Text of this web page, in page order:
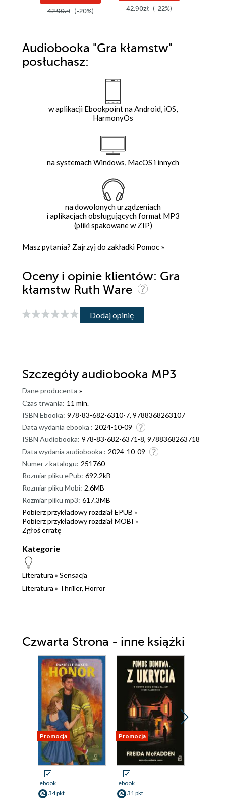
42.90zł (-20%) 42.90zł (-22%)
Audiobooka "Gra kłamstw"
posłuchasz:
w aplikacji Ebookpoint na Android, iOS,
HarmonyOs
na systemach Windows, MacOS i innych
na dowolonych urządzeniach
i aplikacjach obsługujących format MP3
(pliki spakowane w ZIP)
Masz pytania? Zajrzyj do zakładki Pomoc »
Oceny i opinie klientów: Gra
kłamstw Ruth Ware
Dodaj opinię
Szczegóły audiobooka MP3
Dane producenta »
Czas trwania: 11 min.
ISBN Ebooka: 978-83-682-6310-7, 9788368263107
Data wydania ebooka : 2024-10-09
ISBN Audiobooka: 978-83-682-6371-8, 9788368263718
Data wydania audiobooka : 2024-10-09
Numer z katalogu: 251760
Rozmiar pliku ePub: 692.2kB
Rozmiar pliku Mobi: 2.6MB
Rozmiar pliku mp3: 617.3MB
Pobierz przykładowy rozdział EPUB »
Pobierz przykładowy rozdział MOBI »
Zgłoś erratę
Kategorie
Literatura » Sensacja
Literatura » Thriller, Horror
Czwarta Strona - inne książki
Promocja
ebook
34 pkt
Promocja
ebook
31 pkt